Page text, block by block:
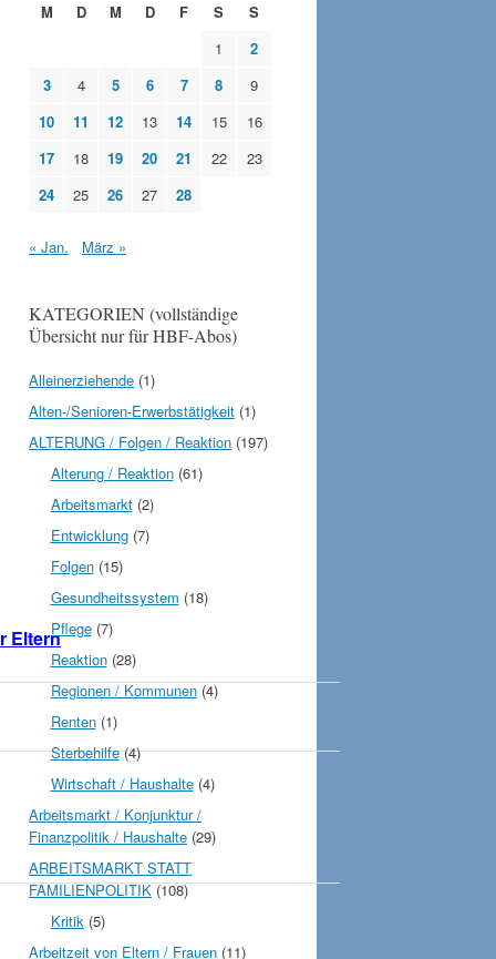
Eltern
M
D M D F S
S
1
2
3
4 5 6 7 8
9
10
11 12 13 14 15
16
17
18 19 20 21 22
23
24
25 26 27 28
« Jan. März »
KATEGORIEN (vollständige
Übersicht nur für HBF-Abos)
Alleinerziehende (1)
Alten-/Senioren-Erwerbstätigkeit (1)
ALTERUNG / Folgen / Reaktion (197)
Alterung / Reaktion(61)
Arbeitsmarkt(2)
Entwicklung(7)
Folgen(15)
Gesundheitssystem (18)
Pflege(7)
Reaktion(28)
Regionen / Kommunen(4)
Renten(1)
Sterbehilfe(4)
Wirtschaft / Haushalte(4)
Arbeitsmarkt / Konjunktur /
Finanzpolitik / Haushalte (29)
ARBEITSMARKT STATT
FAMILIENPOLITIK(108)
Kritik(5)
Arbeitzeit von Eltern / Frauen (11)